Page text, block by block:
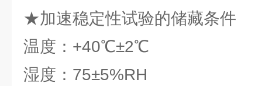
★加速稳定性试验的储藏条件
温度：+40℃±2℃
湿度：75±5%RH